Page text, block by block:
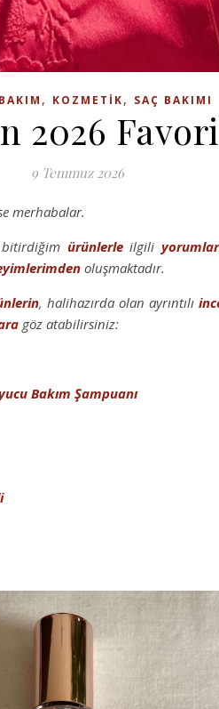
, KOZMETIK, SAÇ BAKIMI
2026
9 Temmuz 2026
merhabalar.
bitirdiğim ürünlerleilgili
oluşmaktadır.
, halihazırda olan ayrıntılı
göz atabilirsiniz:
Bakım Şampuanı